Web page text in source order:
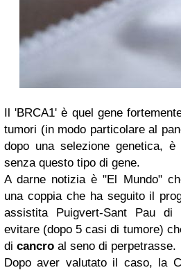
Il 'BRCA1' è quel gene
tumori (in modo particolare al
dopo una selezione genetica,
senza questo tipo di gene.
A darne notizia è "El Mundo"
una coppia che ha seguito il
assistita Puigvert-Sant Pau di
evitare (dopo 5 casi di tumore)
di cancro al seno di perpetrasse.
Dopo aver valutato il caso, la